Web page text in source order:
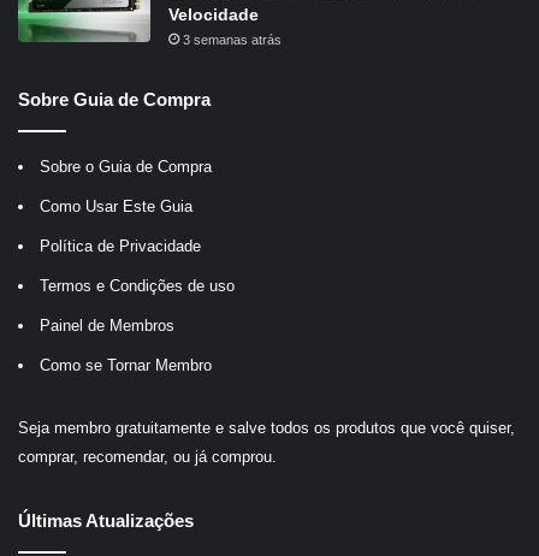
Velocidade
3 semanas atrás
Sobre Guia de Compra
Sobre o Guia de Compra
Como Usar Este Guia
Política de Privacidade
Termos e Condições de uso
Painel de Membros
Como se Tornar Membro
Seja membro gratuitamente e salve todos os produtos que você quiser,
comprar, recomendar, ou já comprou.
Últimas Atualizações